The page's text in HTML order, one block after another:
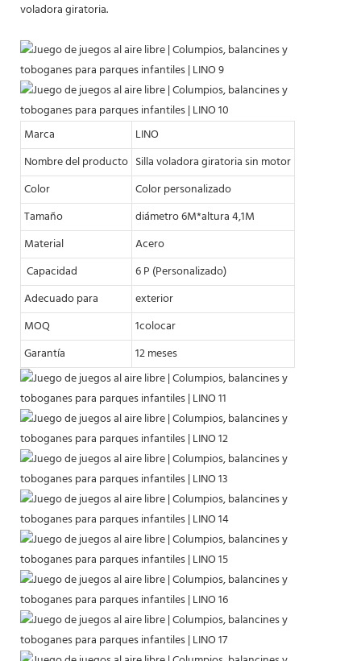
voladora giratoria.
Marca
LINO
Nombre del producto Silla voladora giratoria sin motor
Color
Color personalizado
Tamaño
diámetro 6M*altura 4,1M
Material
Acero
Capacidad
6 P (Personalizado)
Adecuado para
exterior
MOQ
1colocar
Garantía
12 meses